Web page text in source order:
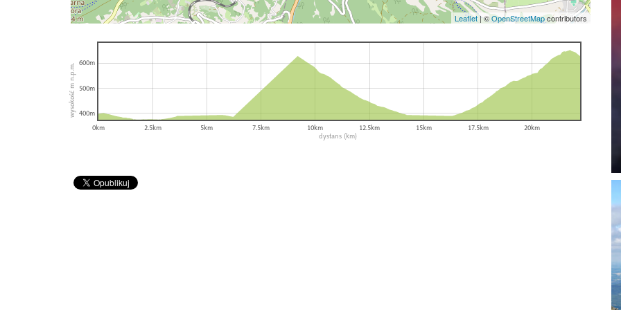
Leaflet|©OpenStreetMapcontributors
dystans (km)
wysokość m n.p.m.
0km 2.5km 5km 7.5km 10km 12.5km 15km 17.5km 20km
400m
500m
600m